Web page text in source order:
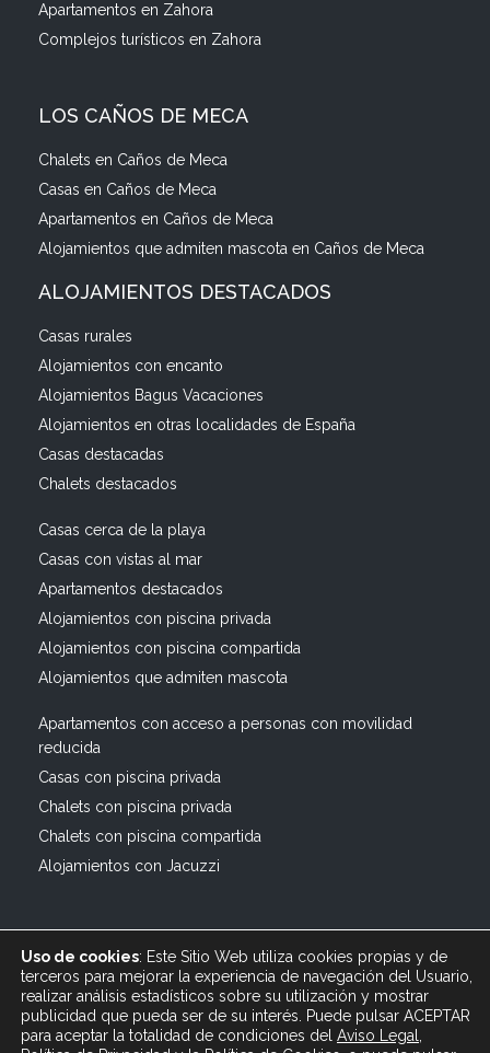
Apartamentos en Zahora
Complejos turísticos en Zahora
LOS CAÑOS DE MECA
Chalets en Caños de Meca
Casas en Caños de Meca
Apartamentos en Caños de Meca
Alojamientos que admiten mascota en Caños de Meca
ALOJAMIENTOS DESTACADOS
Casas rurales
Alojamientos con encanto
Alojamientos Bagus Vacaciones
Alojamientos en otras localidades de España
Casas destacadas
Chalets destacados
Casas cerca de la playa
Casas con vistas al mar
Apartamentos destacados
Alojamientos con piscina privada
Alojamientos con piscina compartida
Alojamientos que admiten mascota
Apartamentos con acceso a personas con movilidad
reducida
Casas con piscina privada
Chalets con piscina privada
Chalets con piscina compartida
Alojamientos con Jacuzzi
© 2019 All rights reserved Bagus Vacaciones :: Alquiler
Turístico Vacacional en España, Andalucía, Cádiz ·
Uso de cookies: Este Sitio Web utiliza cookies propias y de
terceros para mejorar la experiencia de navegación del Usuario,
realizar análisis estadísticos sobre su utilización y mostrar
publicidad que pueda ser de su interés. Puede pulsar ACEPTAR
para aceptar la totalidad de condiciones del Aviso Legal